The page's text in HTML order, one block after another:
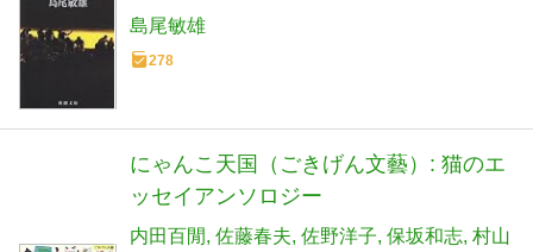
島尾敏雄
278
にゃんこ天国（ごきげん文藝）: 猫のエ
ッセイアンソロジー
内田百閒 佐藤春夫 佐野洋子 保坂和志 村山